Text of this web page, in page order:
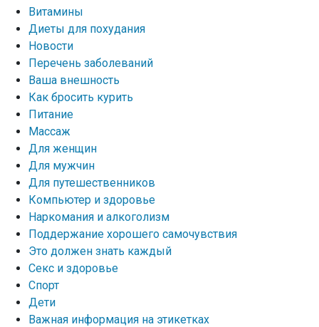
Витамины
Диеты для похудания
Новости
Перечень заболеваний
Ваша внешность
Как бросить курить
Питание
Массаж
Для женщин
Для мужчин
Для путешественников
Компьютер и здоровье
Наркомания и алкоголизм
Поддержание хорошего самочувствия
Это должен знать каждый
Секс и здоровье
Спорт
Дети
Важная информация на этикетках